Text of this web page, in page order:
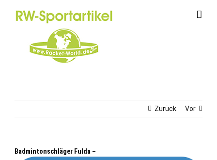
Zurück Vor
Badmintonschläger Fulda –